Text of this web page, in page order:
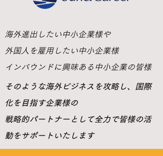
​海外進出したい中小企業様や
外国人を雇用したい中小企業様
インバウンドに興味ある中小企業の皆様
​そのような海外ビジネスを攻略し、国際
化を目指す企業様の
戦略的パートナーとして全力で皆様の活
動をサポートいたします